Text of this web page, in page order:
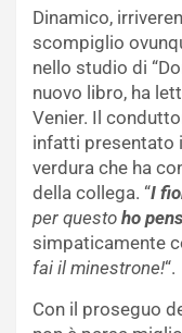
Dinamico,
scompiglio
nello studio di
nuovo libro, ha
Venier. Il
infatti presentato
verdura che ha
della collega. “I
per questo ho
simpaticamente
fai il minestrone!“.
Con il proseguo